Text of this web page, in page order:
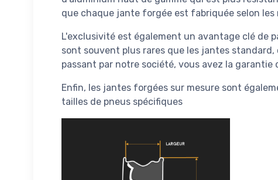
que chaque jante forgée est fabriquée selon
L'exclusivité est également un avantage clé de
sont souvent plus rares que les jantes
passant par notre société, vous avez la
Enfin, les jantes forgées sur mesure sont
tailles de pneus spécifiques